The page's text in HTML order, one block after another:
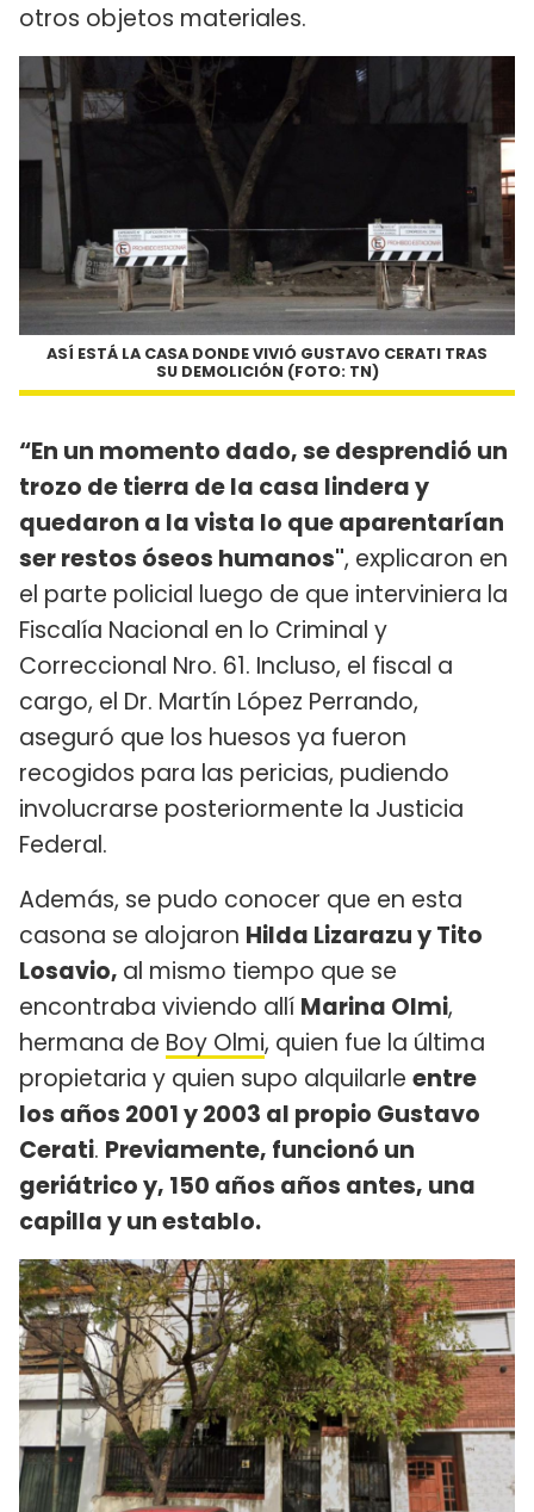
otros objetos materiales.
ASÍ ESTÁ LA CASA DONDE VIVIÓ GUSTAVO CERATI TRAS
SU DEMOLICIÓN (FOTO: TN)
“En un momento dado, se desprendió un
trozo de tierra de la casa lindera y
quedaron a la vista lo que aparentarían
ser restos óseos humanos", explicaron en
el parte policial luego de que interviniera la
Fiscalía Nacional en lo Criminal y
Correccional Nro. 61. Incluso, el fiscal a
cargo, el Dr. Martín López Perrando,
aseguró que los huesos ya fueron
recogidos para las pericias, pudiendo
involucrarse posteriormente la Justicia
Federal.
Además, se pudo conocer que en esta
casona se alojaron Hilda Lizarazu y Tito
Losavio, al mismo tiempo que se
encontraba viviendo allí Marina Olmi,
hermana de Boy Olmi, quien fue la última
propietaria y quien supo alquilarle entre
los años 2001 y 2003 al propio Gustavo
Cerati. Previamente, funcionó un
geriátrico y, 150 años años antes, una
capilla y un establo.